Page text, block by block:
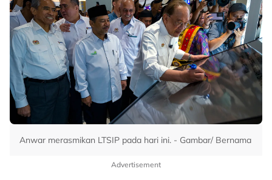
Anwar merasmikan LTSIP pada hari ini. - Gambar/ Bernama
Advertisement